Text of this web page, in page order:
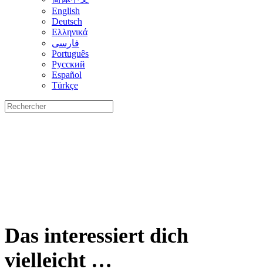
English
Deutsch
Ελληνικά
فارسی
Português
Русский
Español
Türkçe
Rechercher
:
Das interessiert dich
vielleicht …